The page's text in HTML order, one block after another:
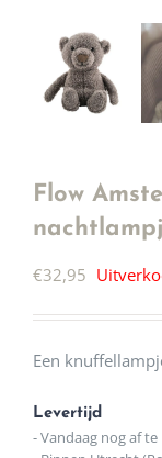
Flow
€32,95
Een
Levertijd
- Vandaag nog af